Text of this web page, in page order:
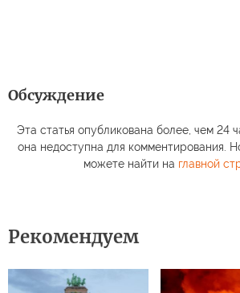
Обсуждение
Эта статья опубликована более, чем 24
она недоступна для комментирования.
можете найти на главной
Рекомендуем